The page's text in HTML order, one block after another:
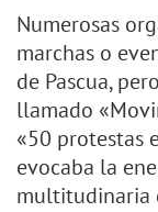
Numerosas
marchas o
de Pascua,
llamado
«50 protestas
evocaba la
multitudinaria